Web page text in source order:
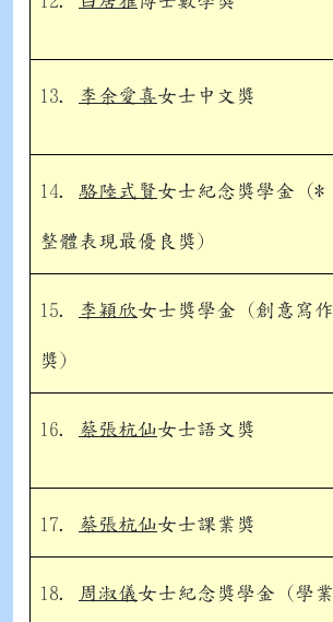
13. 李余愛喜女士中文獎
14. 駱陸式賢女士紀念獎學金 (*
整體表現最優良獎)
15. 李穎欣女士獎學金 (創意寫作
獎)
16. 蔡張杭仙女士語文獎
17. 蔡張杭仙女士課業獎
18. 周淑儀女士紀念獎學金 (學業